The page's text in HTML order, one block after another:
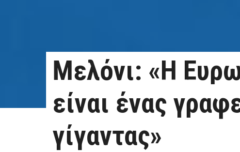
Μελόνι: «Η
είναι ένας
γίγαντας»